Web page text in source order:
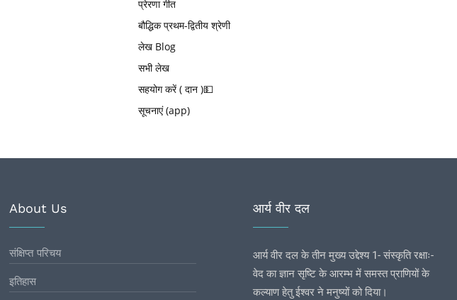
प्रेरणा गीत
बौद्धिक प्रथम-द्वितीय श्रेणी
लेख Blog
सभी लेख
सहयोग करें ( दान )💵
सूचनाएं (app)
About Us
संक्षिप्त परिचय
इतिहास
आर्य वीर दल
आर्य वीर दल के तीन मुख्य उद्देश्य 1- संस्कृति रक्षाः-
वेद का ज्ञान सृष्टि के आरम्भ में समस्त प्राणियों के
कल्याण हेतु ईश्वर ने मनुष्यों को दिया।